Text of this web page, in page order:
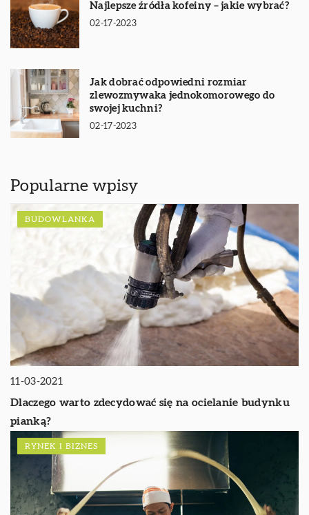
Najlepsze źródła kofeiny – jakie wybrać?
02-17-2023
Jak dobrać odpowiedni rozmiar
zlewozmywaka jednokomorowego do
swojej kuchni?
02-17-2023
Popularne wpisy
BUDOWLANKA
11-03-2021
Dlaczego warto zdecydować się na ocielanie budynku
pianką?
RYNEK I BIZNES